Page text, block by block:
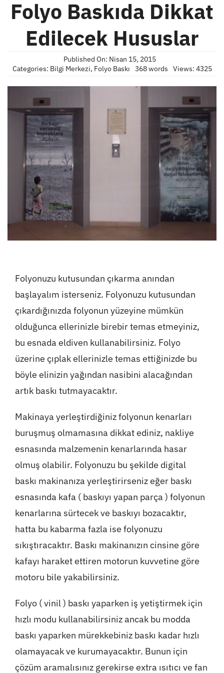
Folyo Baskıda Dikkat
Edilecek Hususlar
Published On: Nisan 15, 2015
Categories: Bilgi Merkezi, Folyo Baskı 368 words Views: 4325
Folyonuzu kutusundan çıkarma anından
başlayalım isterseniz. Folyonuzu kutusundan
çıkardığınızda folyonun yüzeyine mümkün
olduğunca ellerinizle birebir temas etmeyiniz,
bu esnada eldiven kullanabilirsiniz. Folyo
üzerine çıplak ellerinizle temas ettiğinizde bu
böyle elinizin yağından nasibini alacağından
artık baskı tutmayacaktır.
Makinaya yerleştirdiğiniz folyonun kenarları
buruşmuş olmamasına dikkat ediniz, nakliye
esnasında malzemenin kenarlarında hasar
olmuş olabilir. Folyonuzu bu şekilde digital
baskı makinanıza yerleştirirseniz eğer baskı
esnasında kafa ( baskıyı yapan parça ) folyonun
kenarlarına sürtecek ve baskıyı bozacaktır,
hatta bu kabarma fazla ise folyonuzu
sıkıştıracaktır. Baskı makinanızın cinsine göre
kafayı haraket ettiren motorun kuvvetine göre
motoru bile yakabilirsiniz.
Folyo ( vinil ) baskı yaparken iş yetiştirmek için
hızlı modu kullanabilirsiniz ancak bu modda
baskı yaparken mürekkebiniz baskı kadar hızlı
olamayacak ve kurumayacaktır. Bunun için
çözüm aramalısınız gerekirse extra ısıtıcı ve fan